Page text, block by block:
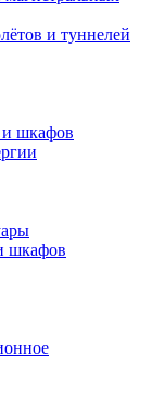
и туннелей
шкафов
шкафов